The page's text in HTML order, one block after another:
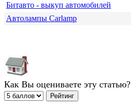
Битавто - выкуп автомобилей
Автолампы Carlamp
Как Вы оцениваете эту статью?